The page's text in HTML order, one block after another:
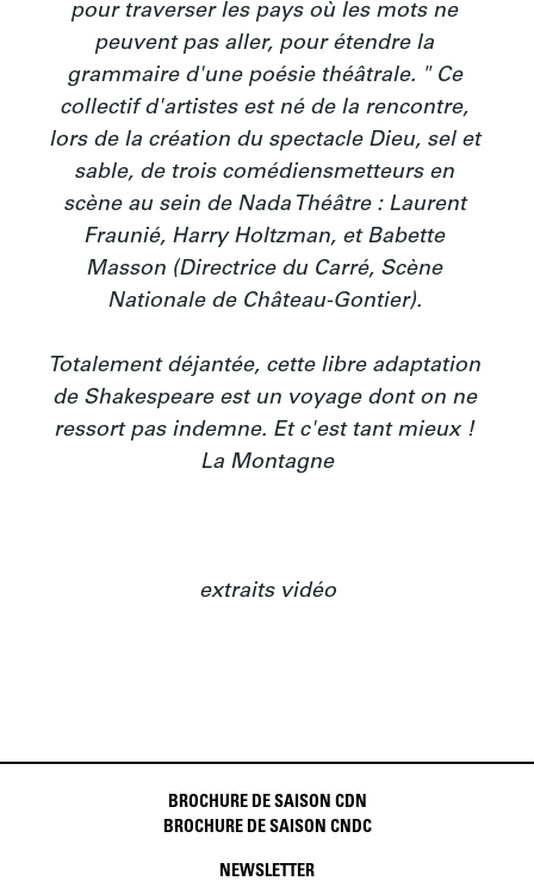
pour traverser les pays où les mots ne
peuvent pas aller, pour étendre la
grammaire d'une poésie théâtrale. " Ce
collectif d'artistes est né de la rencontre,
lors de la création du spectacle Dieu, sel et
sable, de trois comédiensmetteurs en
scène au sein de Nada Théâtre : Laurent
Fraunié, Harry Holtzman, et Babette
Masson (Directrice du Carré, Scène
Nationale de Château-Gontier).
Totalement déjantée, cette libre adaptation
de Shakespeare est un voyage dont on ne
ressort pas indemne. Et c'est tant mieux !
La Montagne
extraits vidéo
BROCHURE DE SAISON CDN
BROCHURE DE SAISON CNDC
NEWSLETTER